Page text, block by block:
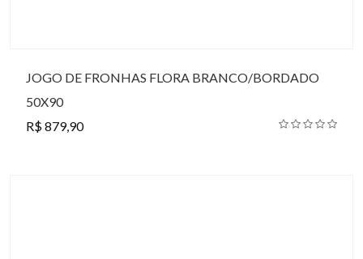
JOGO DE FRONHAS FLORA BRANCO/BORDADO
50X90
R$ 879,90